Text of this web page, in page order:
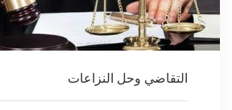
التقاضي وحل النزاعات